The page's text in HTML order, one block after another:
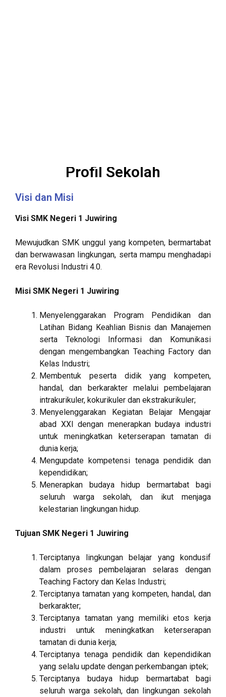
Profil Sekolah
Visi dan Misi
Visi SMK Negeri 1 Juwiring
Mewujudkan SMK unggul yang kompeten, bermartabat
dan berwawasan lingkungan, serta mampu menghadapi
era Revolusi Industri 4.0.
Misi SMK Negeri 1 Juwiring
Menyelenggarakan Program Pendidikan dan
Latihan Bidang Keahlian Bisnis dan Manajemen
serta Teknologi Informasi dan Komunikasi
dengan mengembangkan Teaching Factory dan
Kelas Industri;
Membentuk peserta didik yang kompeten,
handal, dan berkarakter melalui pembelajaran
intrakurikuler, kokurikuler dan ekstrakurikuler;
Menyelenggarakan Kegiatan Belajar Mengajar
abad XXI dengan menerapkan budaya industri
untuk meningkatkan keterserapan tamatan di
dunia kerja;
Mengupdate kompetensi tenaga pendidik dan
kependidikan;
Menerapkan budaya hidup bermartabat bagi
seluruh warga sekolah, dan ikut menjaga
kelestarian lingkungan hidup.
Tujuan SMK Negeri 1 Juwiring
Terciptanya lingkungan belajar yang kondusif
dalam proses pembelajaran selaras dengan
Teaching Factory dan Kelas Industri;
Terciptanya tamatan yang kompeten, handal, dan
berkarakter;
Terciptanya tamatan yang memiliki etos kerja
industri untuk meningkatkan keterserapan
tamatan di dunia kerja;
Terciptanya tenaga pendidik dan kependidikan
yang selalu update dengan perkembangan iptek;
Terciptanya budaya hidup bermartabat bagi
seluruh warga sekolah, dan lingkungan sekolah